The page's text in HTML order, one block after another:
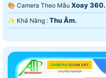
🎨 Camera Theo Mẫu Xoay 360.
️✨ Khả Năng : Thu Âm.